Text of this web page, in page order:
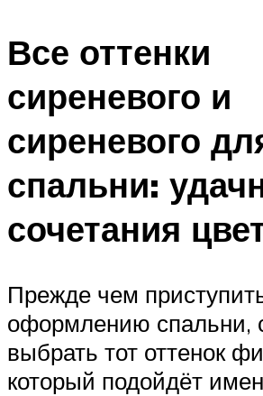
Все оттенки
сиреневого и
сиреневого
спальни:
сочетания
Прежде чем
оформлению спальни,
выбрать тот оттенок
который подойдёт